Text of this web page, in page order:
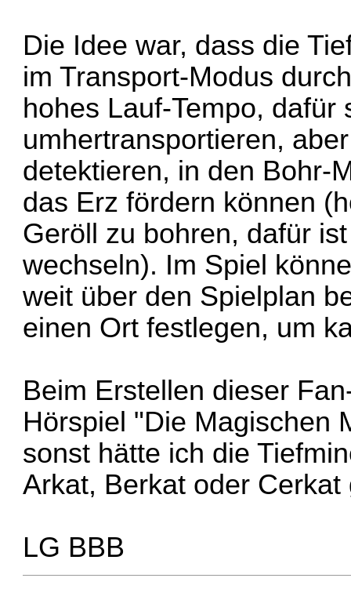
Die Idee war, dass die
im Transport-Modus
hohes Lauf-Tempo,
umhertransportieren,
detektieren, in den Bohr-
das Erz fördern können
Geröll zu bohren, dafür
wechseln). Im Spiel
weit über den Spielplan
einen Ort festlegen, um
Beim Erstellen dieser
Hörspiel "Die Magischen
sonst hätte ich die
Arkat, Berkat oder
LG BBB